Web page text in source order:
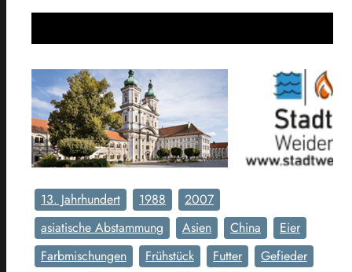
13. Jahrhundert 1988
2007
asiatische Abstammung
Asien China
Eier
Farbmischungen
Frühstück Futter
Gefieder